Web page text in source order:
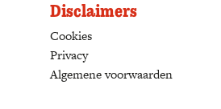
Disclaimers
Cookies
Privacy
Algemene voorwaarden